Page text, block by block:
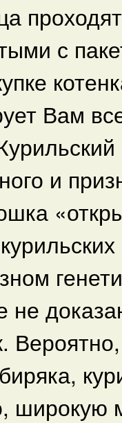
с
Вам
и
не
широкую